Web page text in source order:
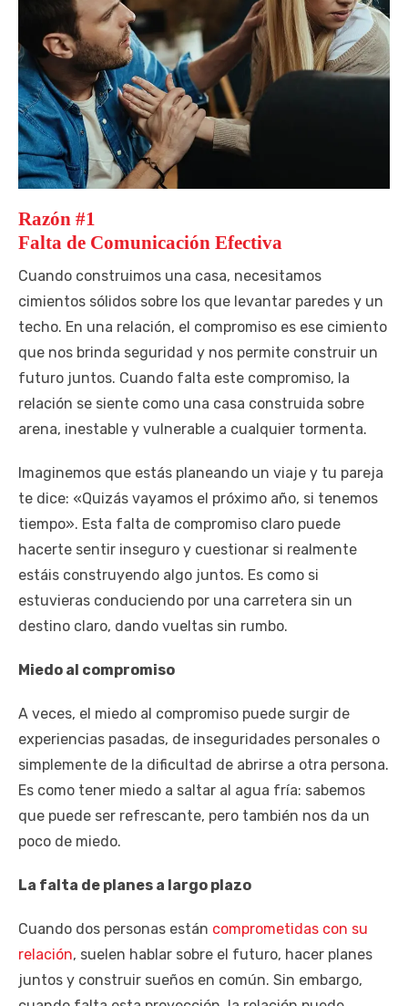
Razón #1
Falta de Comunicación Efectiva
Cuando construimos una casa, necesitamos
cimientos sólidos sobre los que levantar paredes y un
techo. En una relación, el compromiso es ese cimiento
que nos brinda seguridad y nos permite construir un
futuro juntos. Cuando falta este compromiso, la
relación se siente como una casa construida sobre
arena, inestable y vulnerable a cualquier tormenta.
Imaginemos que estás planeando un viaje y tu pareja
te dice: «Quizás vayamos el próximo año, si tenemos
tiempo». Esta falta de compromiso claro puede
hacerte sentir inseguro y cuestionar si realmente
estáis construyendo algo juntos. Es como si
estuvieras conduciendo por una carretera sin un
destino claro, dando vueltas sin rumbo.
Miedo al compromiso
A veces, el miedo al compromiso puede surgir de
experiencias pasadas, de inseguridades personales o
simplemente de la dificultad de abrirse a otra persona.
Es como tener miedo a saltar al agua fría: sabemos
que puede ser refrescante, pero también nos da un
poco de miedo.
La falta de planes a largo plazo
Cuando dos personas están comprometidas con su
relación, suelen hablar sobre el futuro, hacer planes
juntos y construir sueños en común. Sin embargo,